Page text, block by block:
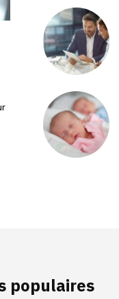
populaires